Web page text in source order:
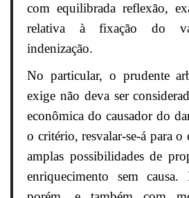
com equilibrada reflexão,
relativa à fixação do
indenização.
No particular, o prudente
exige não deva ser
econômica do causador do
o critério, resvalar-se-á para
amplas possibilidades de
enriquecimento sem